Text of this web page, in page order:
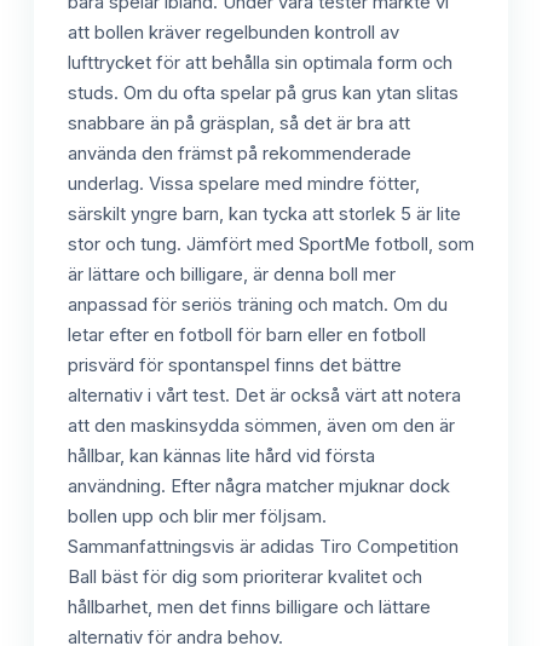
att bollen kräver regelbunden kontroll av
lufttrycket för att behålla sin optimala form och
studs. Om du ofta spelar på grus kan ytan slitas
snabbare än på gräsplan, så det är bra att
använda den främst på rekommenderade
underlag. Vissa spelare med mindre fötter,
särskilt yngre barn, kan tycka att storlek 5 är lite
stor och tung. Jämfört med SportMe fotboll, som
är lättare och billigare, är denna boll mer
anpassad för seriös träning och match. Om du
letar efter en fotboll för barn eller en fotboll
prisvärd för spontanspel finns det bättre
alternativ i vårt test. Det är också värt att notera
att den maskinsydda sömmen, även om den är
hållbar, kan kännas lite hård vid första
användning. Efter några matcher mjuknar dock
bollen upp och blir mer följsam.
Sammanfattningsvis är adidas Tiro Competition
Ball bäst för dig som prioriterar kvalitet och
hållbarhet, men det finns billigare och lättare
alternativ för andra behov.